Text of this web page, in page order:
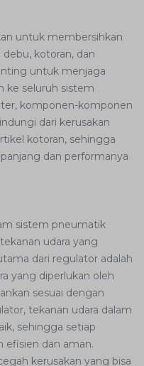
untuk membersihkan
kotoran, dan
untuk menjaga
ke seluruh sistem
komponen-komponen
dari kerusakan
kotoran, sehingga
dan performanya
sistem pneumatik
udara yang
dari regulator adalah
yang diperlukan oleh
sesuai dengan
tekanan udara dalam
sehingga setiap
efisien dan aman.
kerusakan yang bisa